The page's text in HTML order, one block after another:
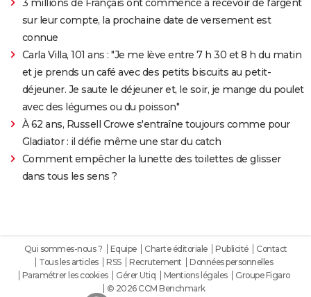
sur leur compte, la prochaine date de versement est
connue
Carla Villa, 101 ans : "Je me lève entre 7 h 30 et 8 h du matin
et je prends un café avec des petits biscuits au petit-
déjeuner. Je saute le déjeuner et, le soir, je mange du poulet
avec des légumes ou du poisson"
À 62 ans, Russell Crowe s'entraîne toujours comme pour
Gladiator : il défie même une star du catch
Comment empêcher la lunette des toilettes de glisser
dans tous les sens ?
Qui sommes-nous ? Equipe Charte éditoriale Publicité
Contact
Tous les articles
RSS Recrutement
Données personnelles
Paramétrer les cookies
Gérer Utiq Mentions légales
Groupe Figaro
© 2026 CCM Benchmark